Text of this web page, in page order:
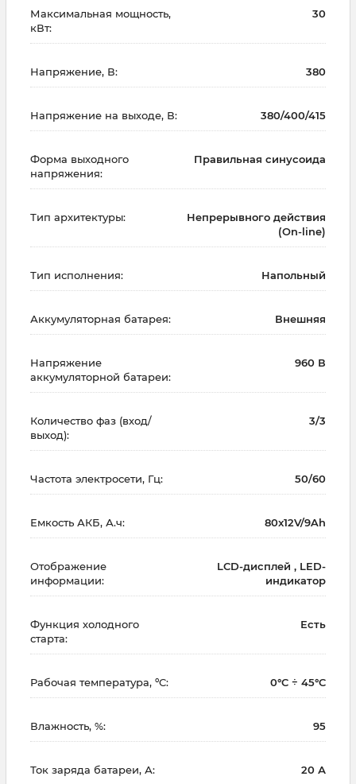
Максимальная мощность,
кВт:
30
Напряжение, В: 380
Напряжение на выходе, В: 380/400/415
Форма выходного
напряжения:
Правильная синусоида
Тип архитектуры:
Непрерывного действия
(On-line)
Тип исполнения: Напольный
Аккумуляторная батарея: Внешняя
Напряжение
аккумуляторной батареи:
960 В
Количество фаз (вход/
выход):
3/3
Частота электросети, Гц: 50/60
Емкость АКБ, А.ч: 80x12V/9Ah
Отображение
информации:
LCD-дисплей , LED-
индикатор
Функция холодного
старта:
Есть
Рабочая температура, ºC: 0°C ÷ 45°C
Влажность, %: 95
Ток заряда батареи, А: 20 А